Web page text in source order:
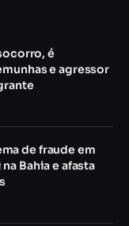
é
e agressor
de fraude em
Bahia e afasta